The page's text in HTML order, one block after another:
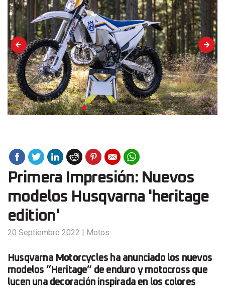
Primera Impresión: Nuevos
modelos Husqvarna 'heritage
edition'
20 Septiembre 2022 | Motos
Husqvarna Motorcycles ha anunciado los nuevos
modelos “Heritage” de enduro y motocross que
lucen una decoración inspirada en los colores